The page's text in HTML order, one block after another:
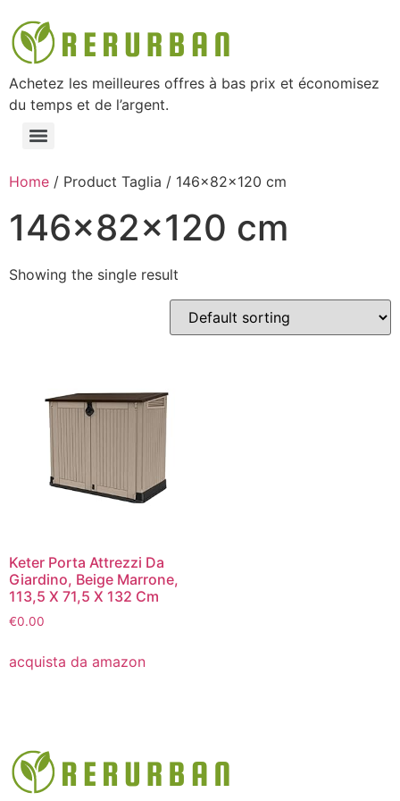
Achetez les meilleures offres à bas prix et économisez
du temps et de l’argent.
Home / Product Taglia / 146x82x120 cm
146x82x120 cm
Showing the single result
Keter Porta Attrezzi Da
Giardino, Beige Marrone,
113,5 X 71,5 X 132 Cm
€0.00
acquista da amazon